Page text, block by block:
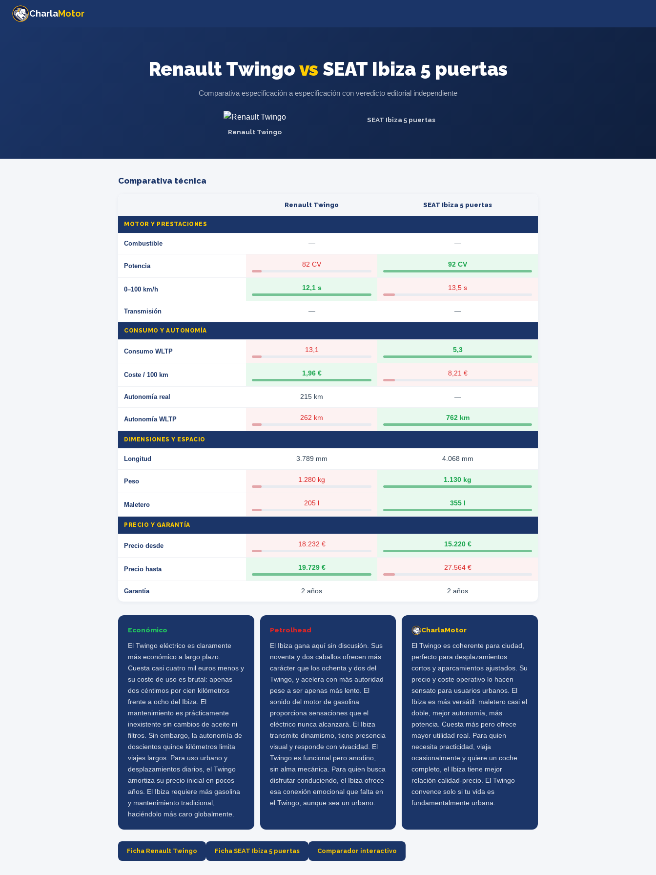
CharlaMotor
Renault Twingo vs SEAT Ibiza 5 puertas
Comparativa especificación a especificación con veredicto editorial independiente
Renault Twingo
SEAT Ibiza 5 puertas
Comparativa técnica
Renault Twingo SEAT Ibiza 5 puertas
MOTOR Y PRESTACIONES
Combustible — —
Potencia 82 CV 92 CV
0–100 km/h 12,1 s 13,5 s
Transmisión — —
CONSUMO Y AUTONOMÍA
Consumo WLTP 13,1 5,3
Coste / 100 km 1,96 € 8,21 €
Autonomía real 215 km —
Autonomía WLTP 262 km 762 km
DIMENSIONES Y ESPACIO
Longitud 3.789 mm 4.068 mm
Peso 1.280 kg 1.130 kg
Maletero 205 l 355 l
PRECIO Y GARANTÍA
Precio desde 18.232 € 15.220 €
Precio hasta 19.729 € 27.564 €
Garantía 2 años 2 años
Económico
El Twingo eléctrico es claramente
más económico a largo plazo.
Cuesta casi cuatro mil euros menos y
su coste de uso es brutal: apenas
dos céntimos por cien kilómetros
frente a ocho del Ibiza. El
mantenimiento es prácticamente
inexistente sin cambios de aceite ni
filtros. Sin embargo, la autonomía de
doscientos quince kilómetros limita
viajes largos. Para uso urbano y
desplazamientos diarios, el Twingo
amortiza su precio inicial en pocos
años. El Ibiza requiere más gasolina
y mantenimiento tradicional,
haciéndolo más caro globalmente.
Petrolhead
El Ibiza gana aquí sin discusión. Sus
noventa y dos caballos ofrecen más
carácter que los ochenta y dos del
Twingo, y acelera con más autoridad
pese a ser apenas más lento. El
sonido del motor de gasolina
proporciona sensaciones que el
eléctrico nunca alcanzará. El Ibiza
transmite dinamismo, tiene presencia
visual y responde con vivacidad. El
Twingo es funcional pero anodino,
sin alma mecánica. Para quien busca
disfrutar conduciendo, el Ibiza ofrece
esa conexión emocional que falta en
el Twingo, aunque sea un urbano.
CharlaMotor
El Twingo es coherente para ciudad,
perfecto para desplazamientos
cortos y aparcamientos ajustados. Su
precio y coste operativo lo hacen
sensato para usuarios urbanos. El
Ibiza es más versátil: maletero casi el
doble, mejor autonomía, más
potencia. Cuesta más pero ofrece
mayor utilidad real. Para quien
necesita practicidad, viaja
ocasionalmente y quiere un coche
completo, el Ibiza tiene mejor
relación calidad-precio. El Twingo
convence solo si tu vida es
fundamentalmente urbana.
Ficha Renault Twingo Ficha SEAT Ibiza 5 puertas Comparador interactivo